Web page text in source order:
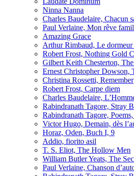
Ninna Nanna
Charles Baudelaire, Chacun
Paul Verlaine, Mon rêve
Amazing Grace
Arthur Rimbaud, Le dormeur
Robert Frost, Nothing Gold
Gilbert Keith Chesterton,
Ernest Christopher Dowson,
Christina Rossetti, Remember
Robert Frost, Carpe diem
Charles Baudelaire,
Rabindranath Tagore, Stray
Rabindranath Tagore,
Victor Hugo, Demain, dès
Horaz, Oden, Buch I, 9
Addio, fiorito asil
T. S. Eliot, The Hollow Men
William Butler Yeats, The
Paul Verlaine, Chanson